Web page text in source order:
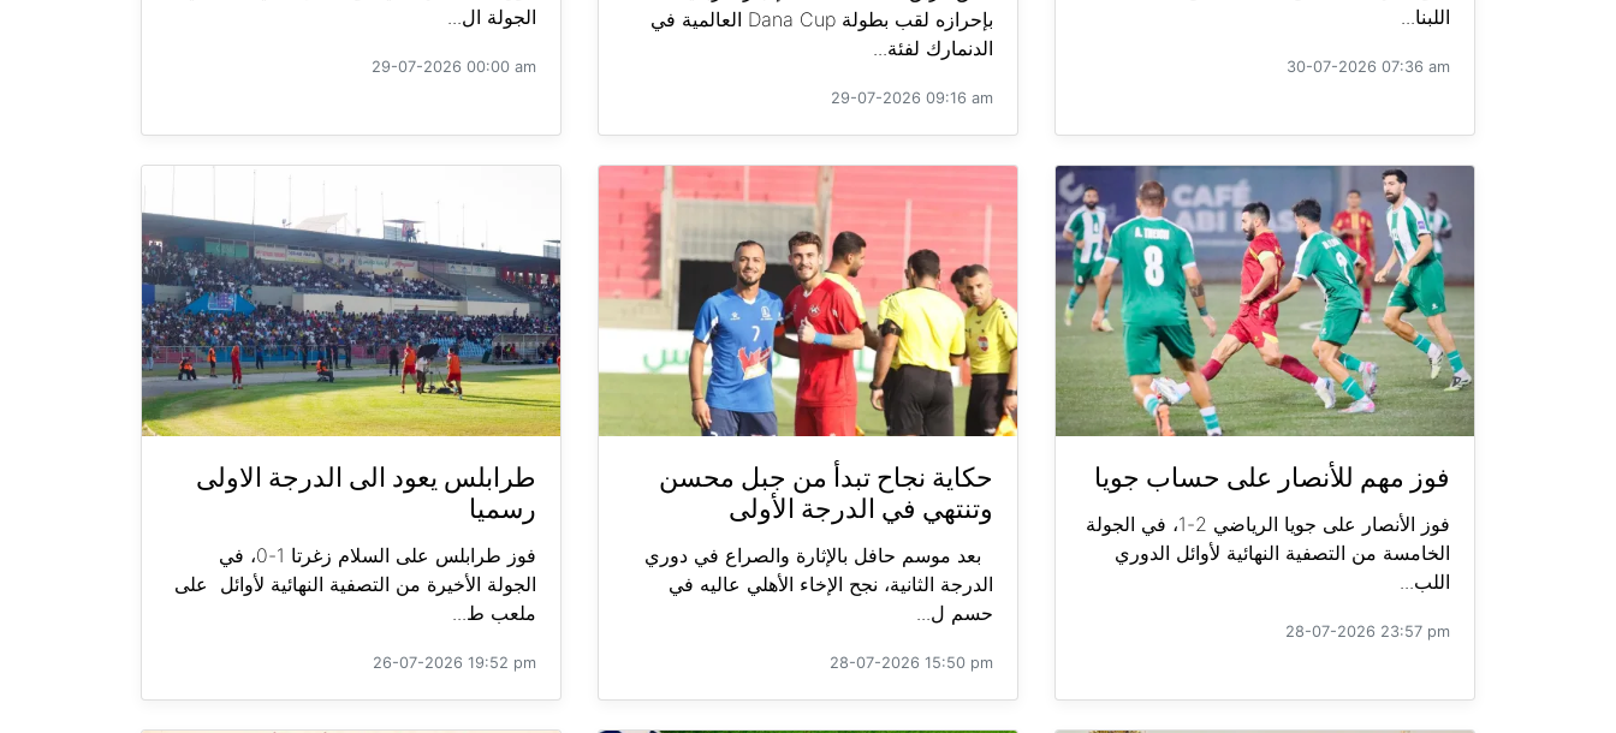
اللبنا...
30-07-2026 07:36 am
بإحرازه لقب بطولة Dana Cup العالمية في
الدنمارك لفئة...
29-07-2026 09:16 am
الجولة ال...
29-07-2026 00:00 am
فوز مهم للأنصار على حساب جويا
فوز الأنصار على جويا الرياضي 2-1، في الجولة
الخامسة من التصفية النهائية لأوائل الدوري
اللب...
28-07-2026 23:57 pm
حكاية نجاح تبدأ من جبل محسن
وتنتهي في الدرجة الأولى
بعد موسم حافل بالإثارة والصراع في دوري
الدرجة الثانية، نجح الإخاء الأهلي عاليه في
حسم ل...
28-07-2026 15:50 pm
طرابلس يعود الى الدرجة الاولى
رسميا
فوز طرابلس على السلام زغرتا 1-0، في
الجولة الأخيرة من التصفية النهائية لأوائل على
ملعب ط...
26-07-2026 19:52 pm